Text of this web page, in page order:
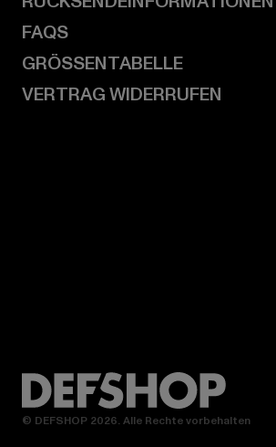
FAQS
GRÖSSENTABELLE
VERTRAG WIDERRUFEN
© DEFSHOP 2026. Alle Rechte vorbehalten